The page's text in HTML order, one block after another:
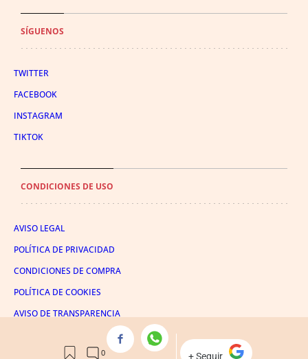
SÍGUENOS
TWITTER
FACEBOOK
INSTAGRAM
TIKTOK
CONDICIONES DE USO
AVISO LEGAL
POLÍTICA DE PRIVACIDAD
CONDICIONES DE COMPRA
POLÍTICA DE COOKIES
AVISO DE TRANSPARENCIA
ADMINISTRACIÓN UTIQ